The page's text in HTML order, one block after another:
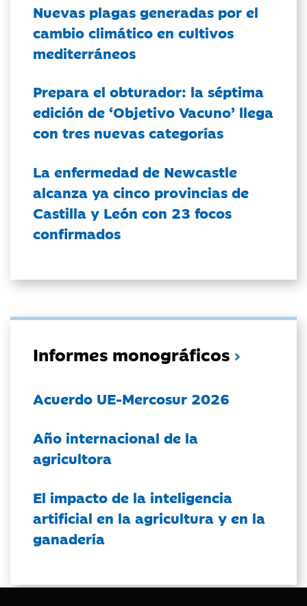
Nuevas plagas generadas por el
cambio climático en cultivos
mediterráneos
Prepara el obturador: la séptima
edición de ‘Objetivo Vacuno’ llega
con tres nuevas categorías
La enfermedad de Newcastle
alcanza ya cinco provincias de
Castilla y León con 23 focos
confirmados
Informes monográficos
Acuerdo UE-Mercosur 2026
Año internacional de la
agricultora
El impacto de la inteligencia
artificial en la agricultura y en la
ganadería